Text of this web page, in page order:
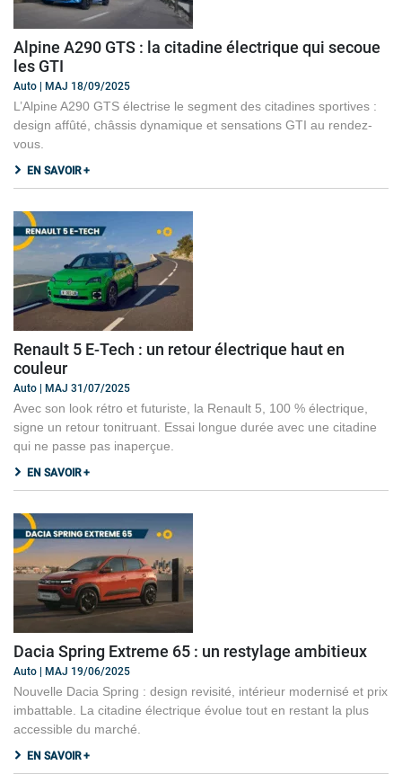
Alpine A290 GTS : la citadine électrique qui secoue
les GTI
Auto | MAJ 18/09/2025
L’Alpine A290 GTS électrise le segment des citadines sportives :
design affûté, châssis dynamique et sensations GTI au rendez-
vous.
EN SAVOIR +
Renault 5 E-Tech : un retour électrique haut en
couleur
Auto | MAJ 31/07/2025
Avec son look rétro et futuriste, la Renault 5, 100 % électrique,
signe un retour tonitruant. Essai longue durée avec une citadine
qui ne passe pas inaperçue.
EN SAVOIR +
Dacia Spring Extreme 65 : un restylage ambitieux
Auto | MAJ 19/06/2025
Nouvelle Dacia Spring : design revisité, intérieur modernisé et prix
imbattable. La citadine électrique évolue tout en restant la plus
accessible du marché.
EN SAVOIR +